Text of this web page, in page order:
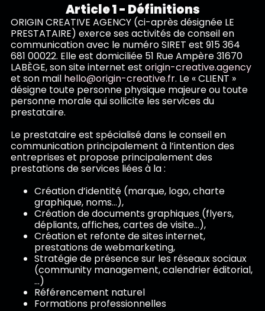
Article 1 - Définitions
ORIGIN CREATIVE AGENCY (ci-après désignée LE
PRESTATAIRE) exerce ses activités de conseil en
communication avec le numéro SIRET est 915 364
681 00022. Elle est domiciliée 51 Rue Ampère 31670
LABÈGE, son site internet est origin-creative.agency
et son mail hello@origin-creative.fr. Le « CLIENT »
désigne toute personne physique majeure ou toute
personne morale qui sollicite les services du
prestataire.
Le prestataire est spécialisé dans le conseil en
communication principalement à l’intention des
entreprises et propose principalement des
prestations de services liées à la :
Création d’identité (marque, logo, charte
graphique, noms…),
Création de documents graphiques (flyers,
dépliants, affiches, cartes de visite…),
Création et refonte de sites internet,
prestations de webmarketing,
Stratégie de présence sur les réseaux sociaux
(community management, calendrier éditorial,
…)
Référencement naturel
Formations professionnelles